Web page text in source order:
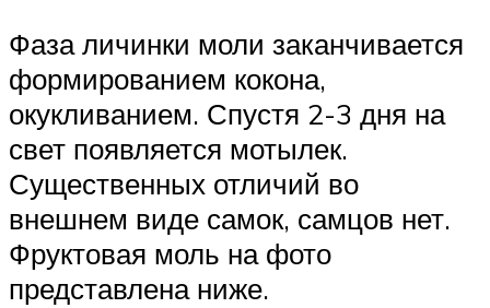
Фаза личинки моли заканчивается
формированием кокона,
окукливанием. Спустя 2-3 дня на
свет появляется мотылек.
Существенных отличий во
внешнем виде самок, самцов нет.
Фруктовая моль на фото
представлена ниже.